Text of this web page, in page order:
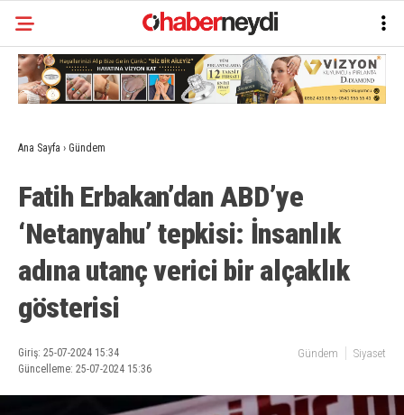
Ana Sayfa › Gündem
Fatih Erbakan’dan ABD’ye
‘Netanyahu’ tepkisi: İnsanlık
adına utanç verici bir alçaklık
gösterisi
Giriş: 25-07-2024 15:34
Güncelleme: 25-07-2024 15:36
Gündem Siyaset